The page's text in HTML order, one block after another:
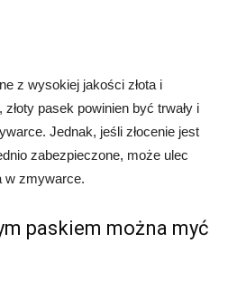
z wysokiej jakości złota i
pasek powinien być trwały i
Jednak, jeśli złocenie jest
zabezpieczone, może ulec
w zmywarce.
paskiem można myć